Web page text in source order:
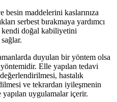
maddelerini kaslarınıza
serbest bırakmaya yardımcı
doğal kabiliyetini
duyulan bir yöntem olsa
Elle yapılan tedavi
hastalık
ve tekrardan iyileşmenin
yapılan uygulamalar içerir.